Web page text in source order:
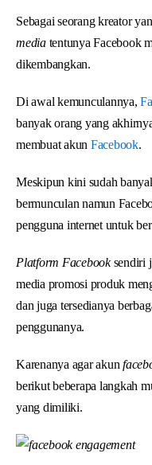
Sebagai seorang kreator
mediatentunya Facebook
dikembangkan.
Di awal kemunculannya,
banyak orang yang
membuat akun Facebook.
Meskipun kini sudah
bermunculan namun
pengguna internet untuk
Platform Facebooksendiri
media promosi produk
dan juga tersedianya
penggunanya.
Karenanya agar akun
berikut beberapa langkah
yang dimiliki.